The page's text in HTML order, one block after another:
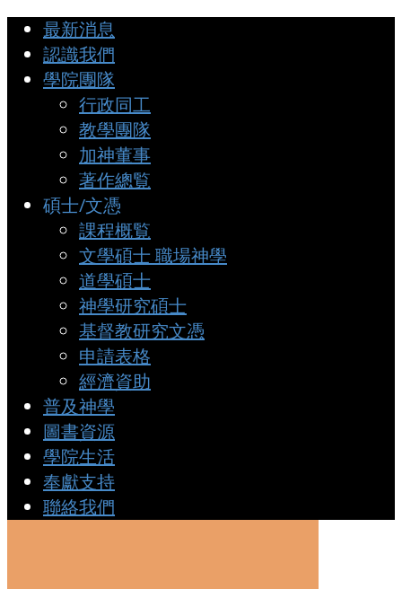
最新消息
認識我們
學院團隊
行政同工
教學團隊
加神董事
著作總覧
碩士/文憑
課程概覧
文學碩士 職場神學
道學碩士
神學研究碩士
基督教研究文憑
申請表格
經濟資助
普及神學
圖書資源
學院生活
奉獻支持
聯絡我們